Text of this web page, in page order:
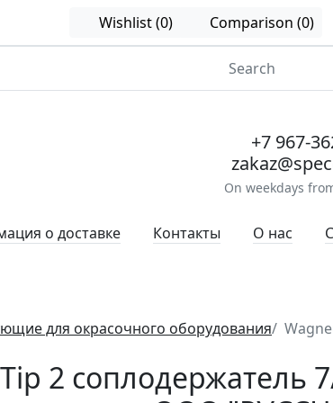
Wishlist (0) Comparison (0)
+7 967-
On weekdays
о доставке Контакты О нас
для окрасочного оборудования
2 соплодержатель